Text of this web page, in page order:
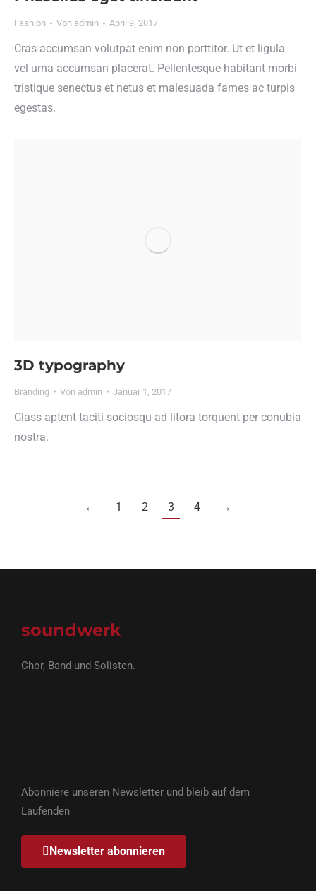
Fashion Von admin April 9, 2017
Cras accumsan volutpat enim non porttitor. Ut et ligula
vel urna accumsan placerat. Pellentesque habitant morbi
tristique senectus et netus et malesuada fames ac turpis
egestas.
3D typography
Branding Von admin Januar 1, 2017
Class aptent taciti sociosqu ad litora torquent per conubia
nostra.
← 1 2 3 4 →
soundwerk
Chor, Band und Solisten.
Abonniere unseren Newsletter und bleib auf dem
Laufenden
Newsletter abonnieren